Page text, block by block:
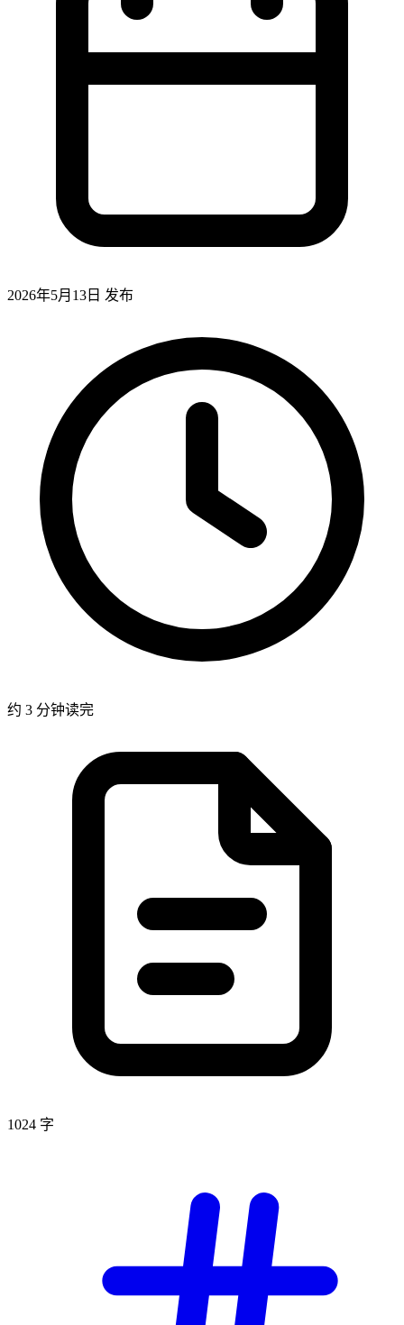
2026年5月13日 发布
约 3 分钟读完
1024 字